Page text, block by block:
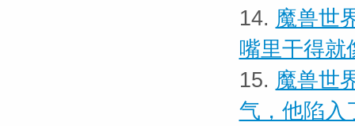
14. 魔兽世
嘴里干得就
15. 魔兽世
气，他陷入